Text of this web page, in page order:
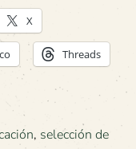
X
Threads
, selección de